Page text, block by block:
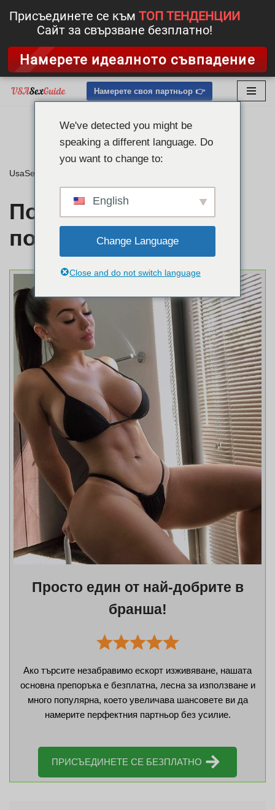
съдържанието
Намерете своя партньор 👉
UsaSexGuide
Политика за
поверителност
Просто един от най-добрите в
бранша!
Ако търсите незабравимо ескорт изживяване, нашата
основна препоръка е безплатна, лесна за използване и
много популярна, което увеличава шансовете ви да
намерите перфектния партньор без усилие.
ПРИСЪЕДИНЕТЕ СЕ БЕЗПЛАТНО
We've detected you might be
speaking a different language. Do
you want to change to:
English
Change Language
Close and do not switch language
Присъединете се към ТОП ТЕНДЕНЦИИ
Сайт за свързване безплатно!
Намерете идеалното съвпадение